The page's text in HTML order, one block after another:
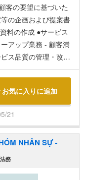
客の要望に基づいた
の企画および提案書
料の作成 ●サービス
アップ業務 - 顧客満
ス品質の管理・改善
および新規顧客の開
関連業務
お気に入りに追加
21
NHÂN SỰ -
務